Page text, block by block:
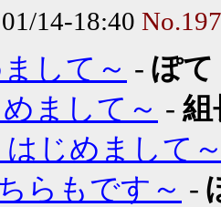
01/14-18:40
して～ - ぽて
まして～ - 組
はじめまして
らもです～ -